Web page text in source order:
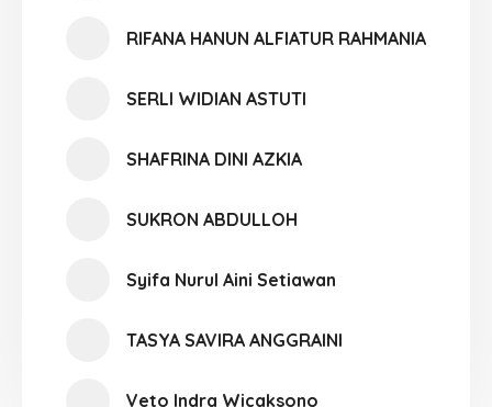
RIFANA HANUN ALFIATUR RAHMANIA
SERLI WIDIAN ASTUTI
SHAFRINA DINI AZKIA
SUKRON ABDULLOH
Syifa Nurul Aini Setiawan
TASYA SAVIRA ANGGRAINI
Veto Indra Wicaksono